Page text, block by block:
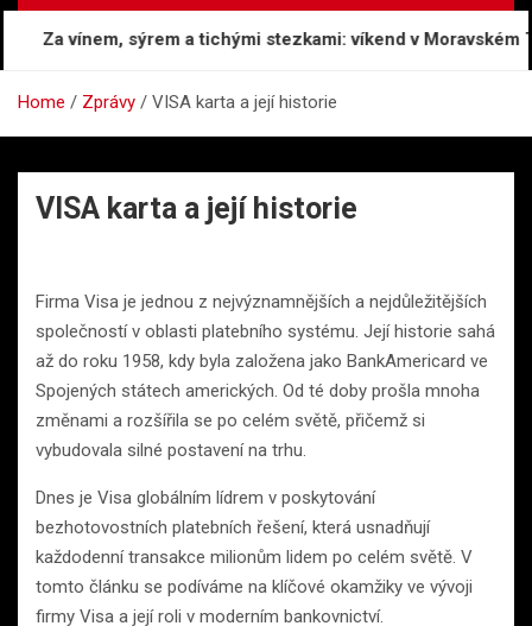
Za vínem, sýrem a tichými stezkami: víkend v Moravském
Home Zprávy VISA karta a její historie
VISA karta a její historie
Firma Visa je jednou z nejvýznamnějších a nejdůležitějších
společností v oblasti platebního systému. Její historie sahá
až do roku 1958, kdy byla založena jako BankAmericard ve
Spojených státech amerických. Od té doby prošla mnoha
změnami a rozšířila se po celém světě, přičemž si
vybudovala silné postavení na trhu.
Dnes je Visa globálním lídrem v poskytování
bezhotovostních platebních řešení, která usnadňují
každodenní transakce milionům lidem po celém světě. V
tomto článku se podíváme na klíčové okamžiky ve vývoji
firmy Visa a její roli v moderním bankovnictví.